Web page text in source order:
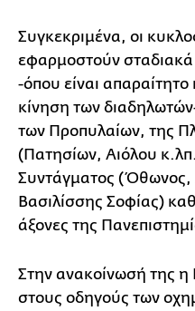
Συγκεκριμένα, οι
εφαρμοστούν
-όπου είναι
κίνηση των
των Προπυλαίων, της
(Πατησίων, Αιόλου
Συντάγματος (Όθωνος,
Βασιλίσσης Σοφίας)
άξονες της
Στην ανακοίνωσή της
στους οδηγούς των